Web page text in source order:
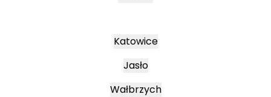
Katowice
Jasło
Wałbrzych